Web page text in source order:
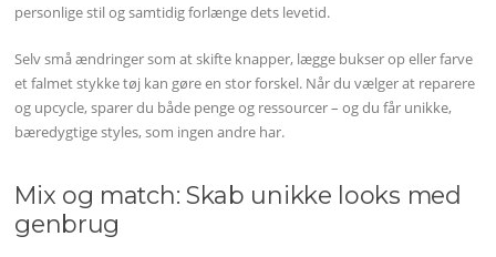
personlige stil og samtidig forlænge dets levetid.
Selv små ændringer som at skifte knapper, lægge bukser op eller farve
et falmet stykke tøj kan gøre en stor forskel. Når du vælger at reparere
og upcycle, sparer du både penge og ressourcer – og du får unikke,
bæredygtige styles, som ingen andre har.
Mix og match: Skab unikke looks med
genbrug